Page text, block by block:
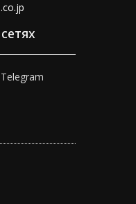
Telegram